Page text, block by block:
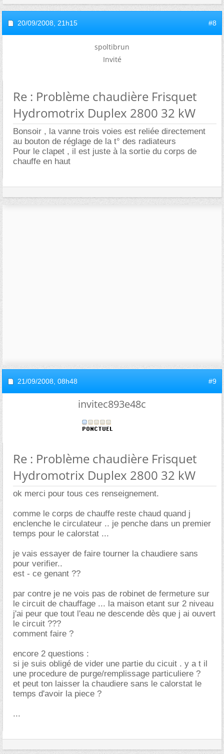
20/09/2008, 21h15 #8
spoltibrun
Invité
Re : Problème chaudière Frisquet
Hydromotrix Duplex 2800 32 kW
Bonsoir , la vanne trois voies est reliée directement
au bouton de réglage de la t° des radiateurs
Pour le clapet , il est juste à la sortie du corps de
chauffe en haut
21/09/2008, 08h48 #9
invitec893e48c
Re : Problème chaudière Frisquet
Hydromotrix Duplex 2800 32 kW
ok merci pour tous ces renseignement.
comme le corps de chauffe reste chaud quand j
enclenche le circulateur .. je penche dans un premier
temps pour le calorstat ...
je vais essayer de faire tourner la chaudiere sans
pour verifier..
est - ce genant ??
par contre je ne vois pas de robinet de fermeture sur
le circuit de chauffage ... la maison etant sur 2 niveau
j'ai peur que tout l'eau ne descende dès que j ai ouvert
le circuit ???
comment faire ?
encore 2 questions :
si je suis obligé de vider une partie du cicuit . y a t il
une procedure de purge/remplissage particuliere ?
et peut ton laisser la chaudiere sans le calorstat le
temps d'avoir la piece ?
...